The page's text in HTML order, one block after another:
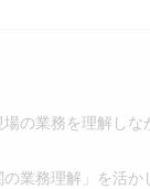
の業務を理解し
業務理解」を活